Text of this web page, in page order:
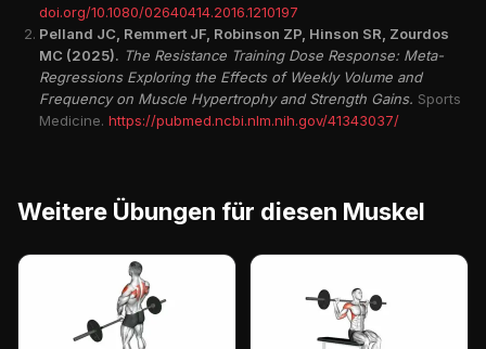
doi.org/10.1080/02640414.2016.1210197
Pelland JC, Remmert JF, Robinson ZP, Hinson SR, Zourdos
MC (2025). The Resistance Training Dose Response: Meta-
Regressions Exploring the Effects of Weekly Volume and
Frequency on Muscle Hypertrophy and Strength Gains. Sports
Medicine. https://pubmed.ncbi.nlm.nih.gov/41343037/
Weitere Übungen für diesen Muskel